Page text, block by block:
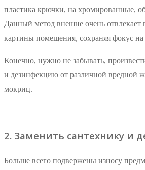
пластика крючки, на хромированные,
Данный метод внешне очень отвлекает
картины помещения, сохраняя фокус на
Конечно, нужно не забывать,
и дезинфекцию от различной вредной
мокриц.
2. Заменить сантехнику и
Больше всего подвержены износу